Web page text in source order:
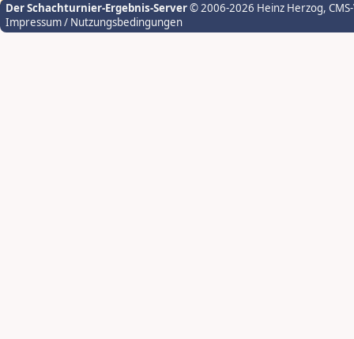
Der Schachturnier-Ergebnis-Server© 2006-2026 Heinz Herzog,
Impressum / Nutzungsbedingungen